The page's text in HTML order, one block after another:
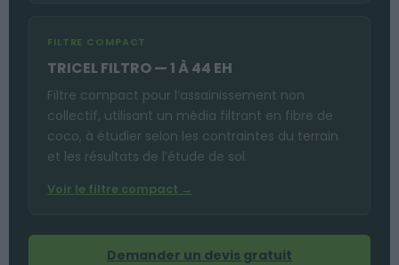
FILTRE COMPACT
TRICEL FILTRO — 1 À 44 EH
Filtre compact pour l’assainissement non
collectif, utilisant un média filtrant en fibre de
coco, à étudier selon les contraintes du terrain
et les résultats de l’étude de sol.
Voir le filtre compact →
Demander un devis gratuit